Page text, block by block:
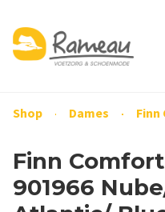
Shop Dames
Finn
901966